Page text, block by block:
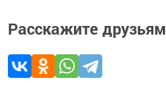
Расскажите друзьям